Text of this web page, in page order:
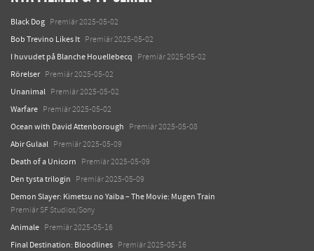
Black Dog Premiär 2025-05-02
Bob Trevino Likes It Premiär 2025-05-02
I huvudet på Blanche Houellebecq Premiär 2025-05-02
Rörelser Premiär 2025-05-02
Unanimal Premiär 2025-05-02
Warfare Premiär 2025-05-02
Ocean with David Attenborough Premiär 2025-05-08
Abir Gulaal Premiär 2025-05-09
Death of a Unicorn Premiär 2025-05-09
Den tysta trilogin Premiär 2025-05-09
Demon Slayer: Kimetsu no Yaiba – The Movie: Mugen Train
Premiär SF Studios/Sony
Animale Premiär 2025-05-16
Final Destination: Bloodlines Premiär 2025-05-16